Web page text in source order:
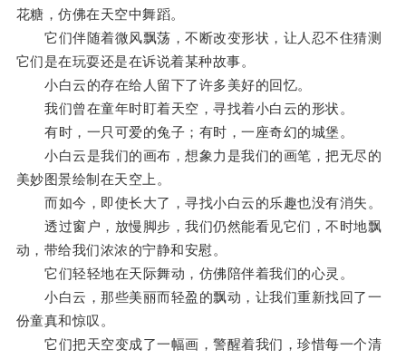
花糖，仿佛在天空中舞蹈。
它们伴随着微风飘荡，不断改变形状，让人忍不住猜测
它们是在玩耍还是在诉说着某种故事。
小白云的存在给人留下了许多美好的回忆。
我们曾在童年时盯着天空，寻找着小白云的形状。
有时，一只可爱的兔子；有时，一座奇幻的城堡。
小白云是我们的画布，想象力是我们的画笔，把无尽的
美妙图景绘制在天空上。
而如今，即使长大了，寻找小白云的乐趣也没有消失。
透过窗户，放慢脚步，我们仍然能看见它们，不时地飘
动，带给我们浓浓的宁静和安慰。
它们轻轻地在天际舞动，仿佛陪伴着我们的心灵。
小白云，那些美丽而轻盈的飘动，让我们重新找回了一
份童真和惊叹。
它们把天空变成了一幅画，警醒着我们，珍惜每一个清